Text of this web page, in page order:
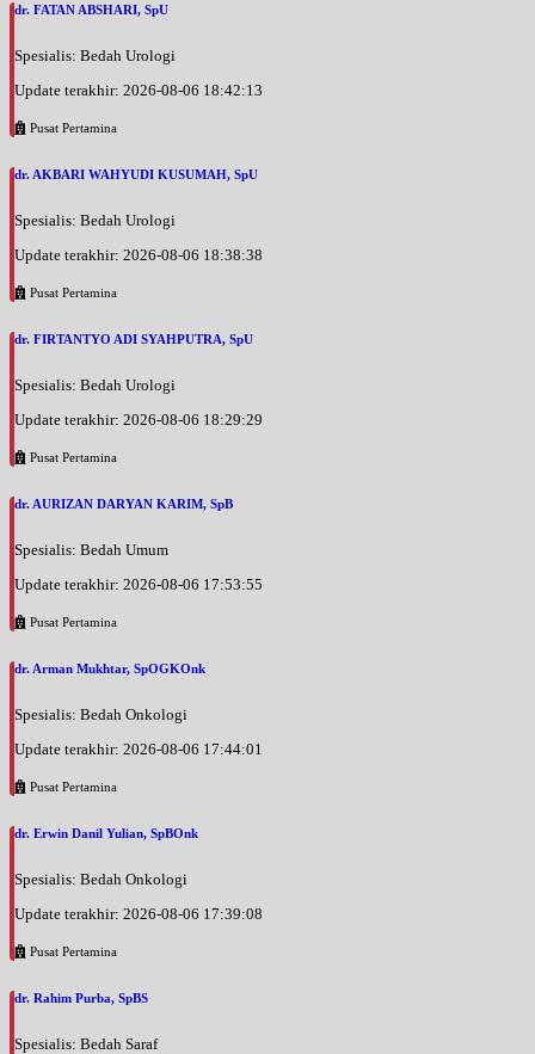
dr. FATAN ABSHARI, SpU
Spesialis: Bedah Urologi
Update terakhir: 2026-08-06 18:42:13
Pusat Pertamina
dr. AKBARI WAHYUDI KUSUMAH, SpU
Spesialis: Bedah Urologi
Update terakhir: 2026-08-06 18:38:38
Pusat Pertamina
dr. FIRTANTYO ADI SYAHPUTRA, SpU
Spesialis: Bedah Urologi
Update terakhir: 2026-08-06 18:29:29
Pusat Pertamina
dr. AURIZAN DARYAN KARIM, SpB
Spesialis: Bedah Umum
Update terakhir: 2026-08-06 17:53:55
Pusat Pertamina
dr. Arman Mukhtar, SpOGKOnk
Spesialis: Bedah Onkologi
Update terakhir: 2026-08-06 17:44:01
Pusat Pertamina
dr. Erwin Danil Yulian, SpBOnk
Spesialis: Bedah Onkologi
Update terakhir: 2026-08-06 17:39:08
Pusat Pertamina
dr. Rahim Purba, SpBS
Spesialis: Bedah Saraf